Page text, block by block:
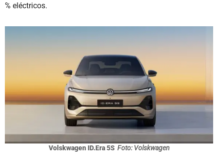
% eléctricos.
Volskwagen ID.Era 5S Foto: Volskwagen